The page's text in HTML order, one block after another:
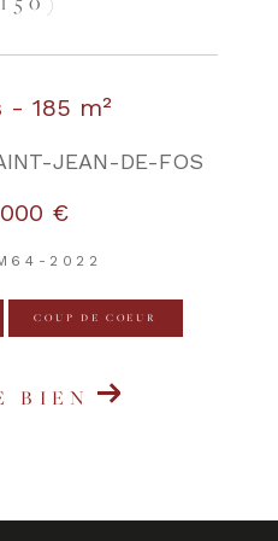
- 185 m²
JEAN-DE-FOS
€
2022
COUP DE COEUR
BIEN